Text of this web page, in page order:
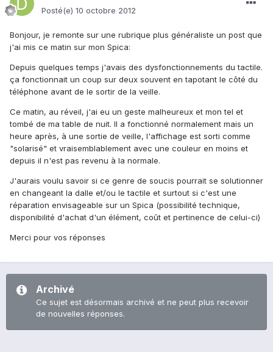
Posté(e) 10 octobre 2012
Bonjour, je remonte sur une rubrique plus généraliste un post que
j'ai mis ce matin sur mon Spica:
Depuis quelques temps j'avais des dysfonctionnements du tactile.
ça fonctionnait un coup sur deux souvent en tapotant le côté du
téléphone avant de le sortir de la veille.
Ce matin, au réveil, j'ai eu un geste malheureux et mon tel et
tombé de ma table de nuit. Il a fonctionné normalement mais un
heure après, à une sortie de veille, l'affichage est sorti comme
"solarisé" et vraisemblablement avec une couleur en moins et
depuis il n'est pas revenu à la normale.
J'aurais voulu savoir si ce genre de soucis pourrait se solutionner
en changeant la dalle et/ou le tactile et surtout si c'est une
réparation envisageable sur un Spica (possibilité technique,
disponibilité d'achat d'un élément, coût et pertinence de celui-ci)
Merci pour vos réponses
Archivé
Ce sujet est désormais archivé et ne peut plus recevoir
de nouvelles réponses.